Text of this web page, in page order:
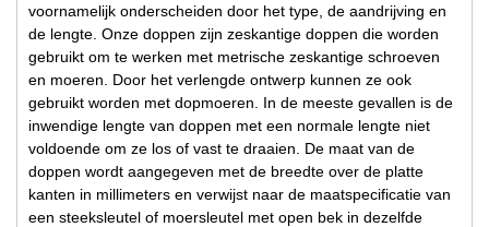
voornamelijk onderscheiden door het type, de aandrijving en
de lengte. Onze doppen zijn zeskantige doppen die worden
gebruikt om te werken met metrische zeskantige schroeven
en moeren. Door het verlengde ontwerp kunnen ze ook
gebruikt worden met dopmoeren. In de meeste gevallen is de
inwendige lengte van doppen met een normale lengte niet
voldoende om ze los of vast te draaien. De maat van de
doppen wordt aangegeven met de breedte over de platte
kanten in millimeters en verwijst naar de maatspecificatie van
een steeksleutel of moersleutel met open bek in dezelfde